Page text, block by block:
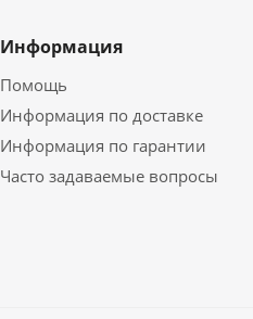
Информация
Помощь
Информация по доставке
Информация по гарантии
Часто задаваемые вопросы